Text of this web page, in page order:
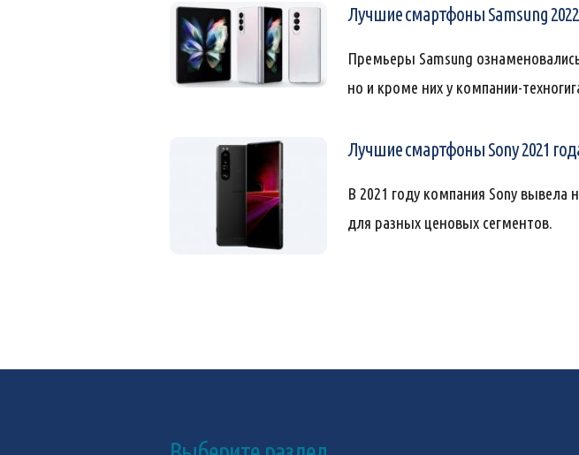
Лучшие смартфоны Samsung
Премьеры Samsung
но и кроме них у компании-
Лучшие смартфоны Sony 2021
В 2021 году компания Sony
для разных ценовых сегментов.